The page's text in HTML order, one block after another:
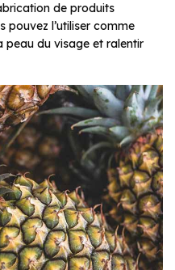
de produits
pouvez l’utiliser comme
peau du visage et ralentir